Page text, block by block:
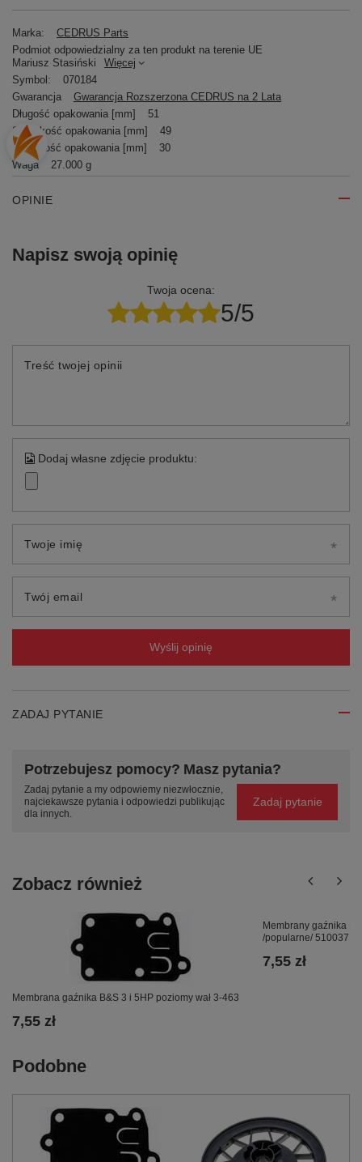
Marka:
CEDRUS Parts
Podmiot odpowiedzialny za ten produkt na terenie UE
Mariusz Stasiński
Więcej
Symbol:
070184
Gwarancja
Gwarancja Rozszerzona CEDRUS na 2 Lata
Długość opakowania [mm]
51
Szerokość opakowania [mm]
49
Wysokość opakowania [mm]
30
Waga
27.000 g
OPINIE
Napisz swoją opinię
Twoja ocena:
5/5
Treść twojej opinii
Dodaj własne zdjęcie produktu:
Twoje imię
Twój email
Wyślij opinię
ZADAJ PYTANIE
Potrzebujesz pomocy? Masz pytania?
Zadaj pytanie a my odpowiemy niezwłocznie,
najciekawsze pytania i odpowiedzi publikując
dla innych.
Zadaj pytanie
Zobacz również
Membrana gaźnika B&S 3 i 5HP poziomy wał 3-463
7,55 zł
Membrany gaźnika
/popularne/ 510037
7,55 zł
Podobne